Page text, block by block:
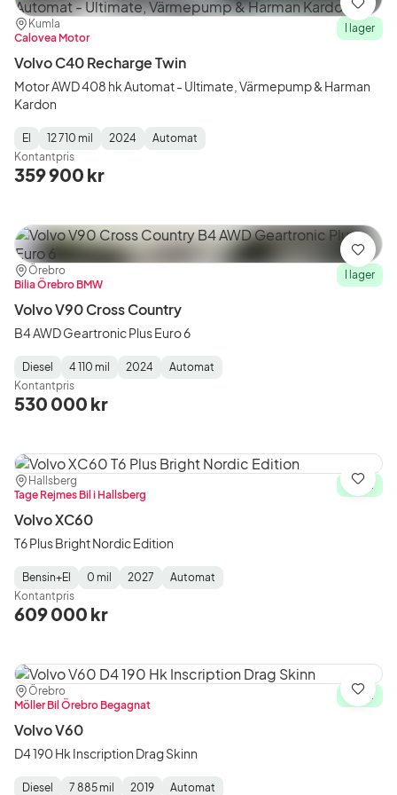
Plats:
Kumla
Återförsäljare:
Calovea Motor
I lager
Volvo C40 Recharge Twin
Motor AWD 408 hk Automat - Ultimate, Värmepump & Harman
Kardon
Fuel
Type:
El
Mätarställning :
12 710 mil
Model
Year:
2024
Gearbox
Type:
Automat
Kontantpris
359 900 kr
Spara
Plats:
Örebro
Återförsäljare:
Bilia Örebro BMW
I lager
Volvo V90 Cross Country
B4 AWD Geartronic Plus Euro 6
Fuel
Type:
Diesel
Mätarställning:
4 110 mil
Model
Year:
2024
Gearbox
Type:
Automat
Kontantpris
530 000 kr
Spara
Plats:
Hallsberg
Återförsäljare:
Tage Rejmes Bil i Hallsberg
I lager
Volvo XC60
T6 Plus Bright Nordic Edition
Fuel
Type:
Bensin+El
Mätarställning:
0 mil
Model
Year:
2027
Gearbox
Type:
Automat
Kontantpris
609 000 kr
Spara
Plats:
Örebro
Återförsäljare:
Möller Bil Örebro Begagnat
I lager
Volvo V60
D4 190 Hk Inscription Drag Skinn
Diesel 7 885 mil 2019
Automat
Spara